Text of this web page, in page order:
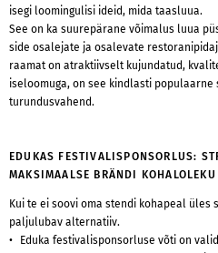
isegi loomingulisi ideid, mida taasluua.
See on ka suurepärane võimalus luua
side osalejate ja osalevate
raamat on atraktiivselt kujundatud,
iseloomuga, on see kindlasti
turundusvahend.
EDUKAS FESTIVALISPONSORLUS:
MAKSIMAALSE BRÄNDI
Kui te ei soovi oma stendi kohapeal
paljulubav alternatiiv.
Eduka festivalisponsorluse võti on